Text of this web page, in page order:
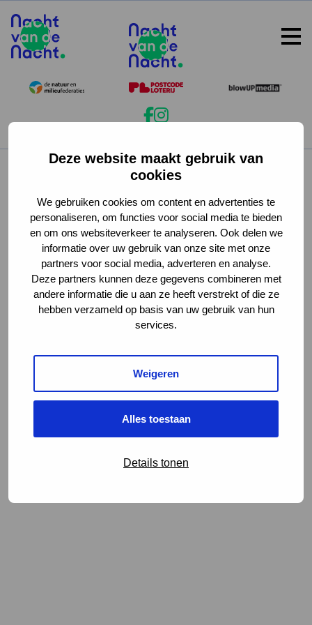
Deze website maakt gebruik van
cookies
We gebruiken cookies om content en advertenties te
personaliseren, om functies voor social media te bieden
en om ons websiteverkeer te analyseren. Ook delen we
informatie over uw gebruik van onze site met onze
partners voor social media, adverteren en analyse.
Deze partners kunnen deze gegevens combineren met
andere informatie die u aan ze heeft verstrekt of die ze
hebben verzameld op basis van uw gebruik van hun
services.
Weigeren
Alles toestaan
Details tonen
Copyright © Nacht van de Nacht
Cookies Privacy Disclaimer